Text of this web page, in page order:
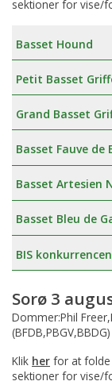
sektioner for vise/
Basset Hound
Petit Basset
Grand Basset
Basset Fauve de
Basset Artesien
Basset Bleu de
BIS konkurrencen
Sorø 3
Dommer:Phil
(BFDB,PBGV,BBDG)
Klik her for at folde
sektioner for vise/